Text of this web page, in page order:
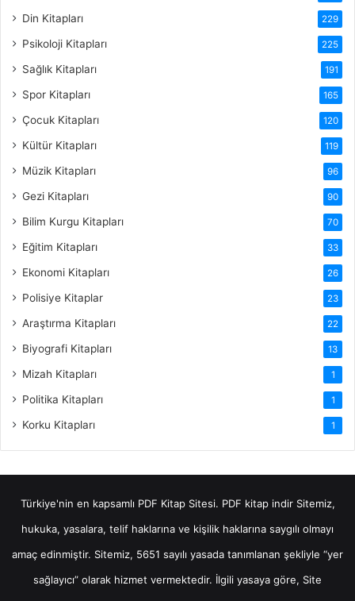
Din Kitapları 229
Psikoloji Kitapları 225
Sağlık Kitapları 191
Spor Kitapları 165
Çocuk Kitapları 120
Kültür Kitapları 119
Müzik Kitapları 96
Gezi Kitapları 90
Bilim Kurgu Kitapları 70
Eğitim Kitapları 33
Ekonomi Kitapları 26
Polisiye Kitaplar 23
Araştırma Kitapları 22
Biyografi Kitapları 13
Mizah Kitapları 1
Politika Kitapları 1
Korku Kitapları 1
Türkiye'nin en kapsamlı PDF Kitap Sitesi. PDF kitap indirSitemiz,
hukuka, yasalara, telif haklarına ve kişilik haklarına saygılı olmayı
amaç edinmiştir. Sitemiz, 5651 sayılı yasada tanımlanan şekliyle “yer
sağlayıcı” olarak hizmet vermektedir. İlgili yasaya göre, Site